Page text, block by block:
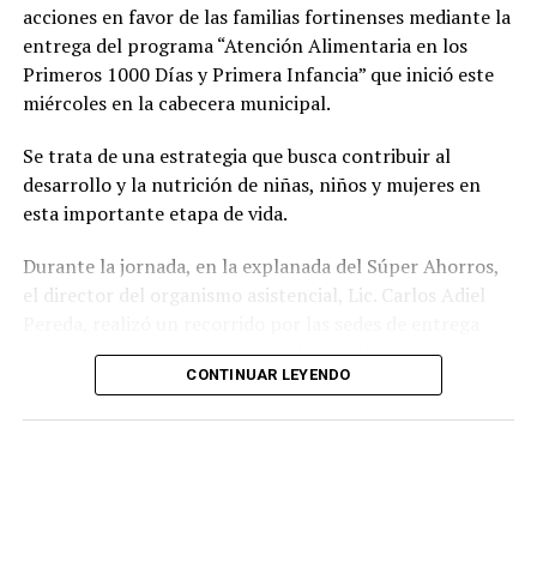
acciones en favor de las familias fortinenses mediante la
entrega del programa “Atención Alimentaria en los
Primeros 1000 Días y Primera Infancia” que inició este
miércoles en la cabecera municipal.
Se trata de una estrategia que busca contribuir al
desarrollo y la nutrición de niñas, niños y mujeres en
esta importante etapa de vida.
Durante la jornada, en la explanada del Súper Ahorros,
el director del organismo asistencial, Lic. Carlos Adiel
para supervisar las actividades desarrolladas por el área
de Plan Alimentario, reconociendo el compromiso y la
CONTINUAR LEYENDO